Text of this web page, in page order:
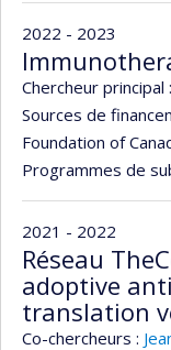
2022 - 2023
Chercheur principal :
Sources de
Foundation of
Programmes de
2021 - 2022
Réseau
adoptive
translation
Co-chercheurs :